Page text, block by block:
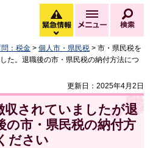
緊急情報
緊急情報を開く
メニュー
：税金 > 個人市・県民税 > 市・県民税を
た。退職後の市・県民税の納付方法につ
更新日：2025年4月2日
収されていましたが退
の市・県民税の納付方
ださい